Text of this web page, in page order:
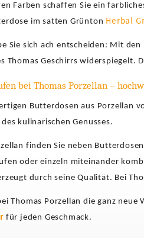
Farben schaffen Sie ein
im satten Grünton Herbal
Sie sich ach entscheiden: Mit
Thomas Geschirrs widerspiegelt.
bei Thomas Porzellan –
Butterdosen aus Porzellan
kulinarischen Genusses.
finden Sie neben Butterdosen
oder einzeln miteinander
durch seine Qualität. Bei
Thomas Porzellan die ganz
für jeden Geschmack.